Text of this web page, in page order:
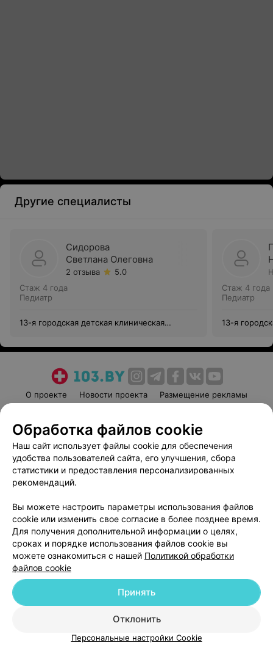
Другие специалисты
Сидорова
Светлана Олеговна
2 отзыва
5.0
Стаж 4 года
Педиатр
13-я городская детская клиническая
Стаж 4 года
Педиатр
13-я
О проекте Новости проекта
Размещение рекламы
Пользовательское соглашение
Способы оплаты
Вакансии
Партнеры
Написать руководителю 103.by
Обработка персональных данных
© 2026 ООО «Артокс Лаб», УНП 191700409
| 220012, Республика Беларусь,
Служба поддержки +375 291212755
Обработка файлов cookie
Наш сайт использует файлы cookie для обеспечения
удобства пользователей сайта, его улучшения, сбора
статистики и предоставления персонализированных
рекомендаций.
Вы можете настроить параметры использования файлов
cookie или изменить свое согласие в более позднее время.
Для получения дополнительной информации о целях,
сроках и порядке использования файлов cookie вы
можете ознакомиться с нашей Политикой обработки
файлов cookie
Отклонить
Принять
Персональные настройки Cookie